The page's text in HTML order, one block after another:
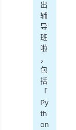
出
辅
导
班
啦
，
包
括
「
Py
th
on